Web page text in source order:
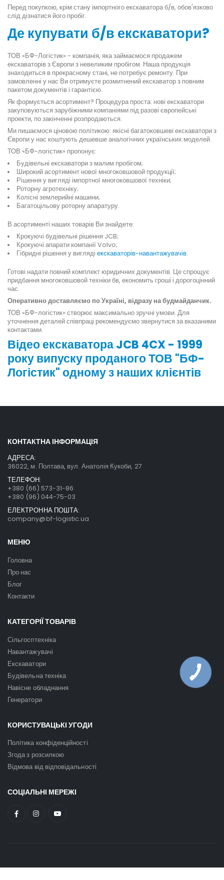
Перед покупкою, крім стану імпортного екскаватора б/в, обов'язково
слід дізнатися його пробіг.
Де купувати б/в екскаватори?
ТОВ «БФ-Логістик» - компанія, яка займаємося продажем
екскаваторів з Європи з невеликим пробігом. Наша продукція
знаходиться в прекрасному стані, не потребує ремонту. При
замовленні у нас Ви отримуєте розмитнений екскаватор з повним
пакетом документів і гарантією.
Як формується асортимент? Процедура проста: нові екскаватори
закуповуються зарубіжними компаніями під разові європейські
проекти, по закінченні розпродаються.
Ми пишаємося ціновою політикою: якісні багатоковшеві екскаватори з
Європи у нас коштують дешевше аналогічних українських моделей.
ТОВ «БФ-логістик» пропонує:
Будівельні екскаватори з малим пробігом;
Широкий асортимент нової многоковшовой продукції;
Рішення у вигляді імпортної многоковшової техніки;
Роторну агротехніку;
Колісні землерийні машини;
Багатоцільову роторну апаратуру.
В асортименті наших товарів Ви знайдете:
Крокуючі будівельні рішення JCB;
Крокуючі апарати компанії Volvo;
Гібридні рішення у вигляді екскаваторів-навантажувачів.
Готові надати повний комплект юридичних документів. Це спрощує
придбання многоковшовой техніки бв, економить гроші і дорогоцінний
час.
Оперативно доставляємо по Україні, відразу на будмайданчик.
ТОВ «БФ-логістик» створює максимально зручні умови. Для
уточнення деталей співпраці рекомендуємо звернутися за вказаними
контактами.
Відео екскаватора JCB 4CX - 1999
року випуску проданого ТОВ "БФ-
Логістик" одному з наших клієнтів
КОНТАКТНА ІНФОРМАЦІЯ
АДРЕСА:
36022, м. Полтава, вул. Анатолія Кукоби, 27
ТЕЛЕФОН:
+380 (66) 573-31-86
+380 (96) 044-75-03
ЕЛЕКТРОННА ПОШТА:
company@bf-logistic.ua
МЕНЮ
Головна
Про нас
Блог
Контакти
КАТЕГОРІЇ ТОВАРІВ
Сільгосптехніка
Навантажувачі
Екскаватори
Будівельна техніка
Навісне обладнання
Генератори
КОРИСТУВАЦЬКІ УГОДИ
Політика конфіденційності
Згода з розсилкою
Відмова від відповідальності
СОЦІАЛЬНІ МЕРЕЖІ